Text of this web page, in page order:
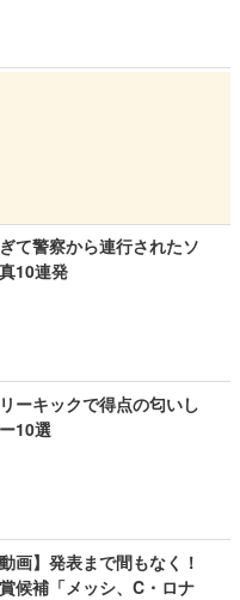
て警察から連行されたソ
10連発
ーキックで得点の匂いし
10選
画】発表まで間もなく！
候補「メッシ、C・ロナ